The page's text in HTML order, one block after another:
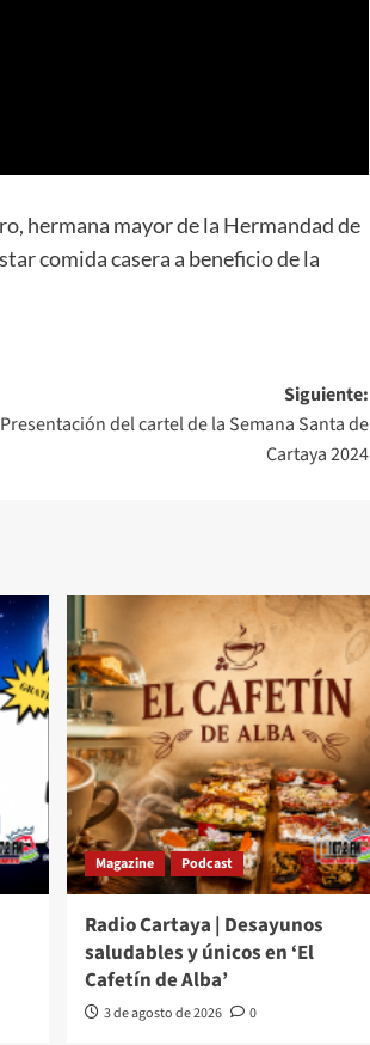
hermana mayor de la Hermandad de
comida casera a beneficio de la
Siguiente:
del cartel de la Semana Santa de
Cartaya 2024
Magazine Podcast
Radio Cartaya | Desayunos
saludables y únicos en ‘El
Cafetín de Alba’
3 de agosto de 2026 0